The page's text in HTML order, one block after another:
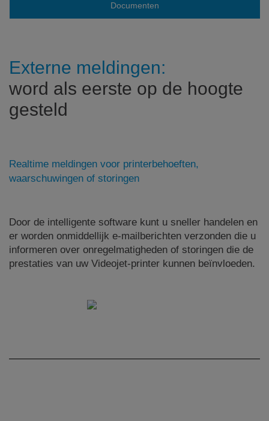
Documenten
Externe meldingen:
word als eerste op de hoogte
gesteld
Realtime meldingen voor printerbehoeften,
waarschuwingen of storingen
Door de intelligente software kunt u sneller handelen en
er worden onmiddellijk e-mailberichten verzonden die u
informeren over onregelmatigheden of storingen die de
prestaties van uw Videojet-printer kunnen beïnvloeden.